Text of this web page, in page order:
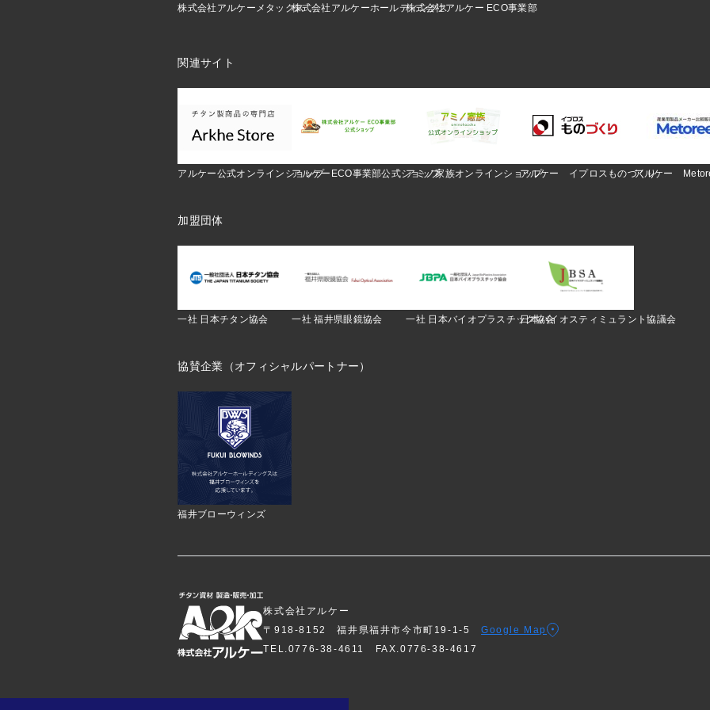
株式会社アルケーメタックス株式会社アルケーホールディングス株式会社アルケー ECO事業部
関連サイト
アルケー公式オンラインショップアルケーECO事業部公式ショップアミノ家族オンラインショップアルケー イプロスものづくり
アルケー
加盟団体
一社 日本チタン協会 一社 福井県眼鏡協会 一社 日本バイオプラスチック協会日本バイオスティミュラント協議会
協賛企業（オフィシャルパートナー）
福井ブローウィンズ
株式会社アルケー
〒918-8152 福井県福井市今市町19-1-5Google Map
TEL.0776-38-4611
FAX.0776-38-4617